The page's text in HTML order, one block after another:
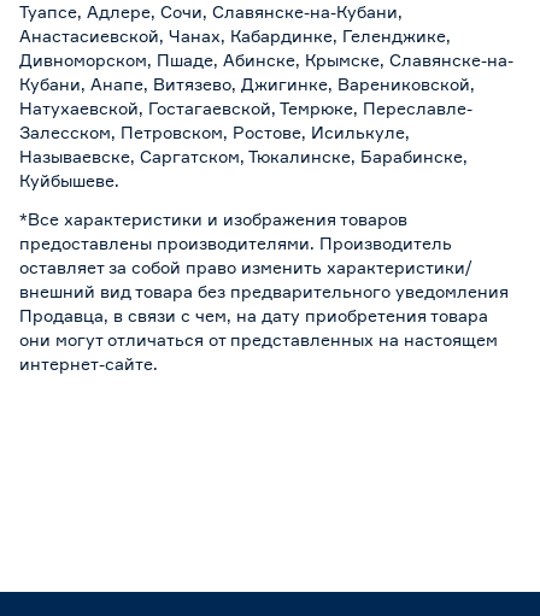
Туапсе, Адлере, Сочи, Славянске-на-Кубани,
Анастасиевской, Чанах, Кабардинке, Геленджике,
Дивноморском, Пшаде, Абинске, Крымске, Славянске-на-
Кубани, Анапе, Витязево, Джигинке, Варениковской,
Натухаевской, Гостагаевской, Темрюке, Переславле-
Залесском, Петровском, Ростове, Исилькуле,
Называевске, Саргатском, Тюкалинске, Барабинске,
Куйбышеве.
*Все характеристики и изображения товаров
предоставлены производителями. Производитель
оставляет за собой право изменить характеристики/
внешний вид товара без предварительного уведомления
Продавца, в связи с чем, на дату приобретения товара
они могут отличаться от представленных на настоящем
интернет-сайте.